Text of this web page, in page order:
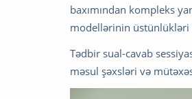
baxımından kompleks
modellərinin
Tədbir sual-cavab
məsul şəxsləri və